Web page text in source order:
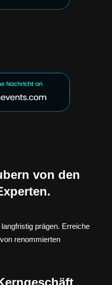
von den
prägen. Erreiche
renommierten